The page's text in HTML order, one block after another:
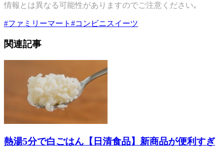
情報とは異なる可能性がありますのでご注意ください｡
#ファミリーマート #コンビニスイーツ
関連記事
熱湯5分で白ごはん【日清食品】新商品が便利すぎ